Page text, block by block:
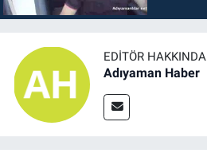
EDITÖR HAKKINDA
Adıyaman Haber